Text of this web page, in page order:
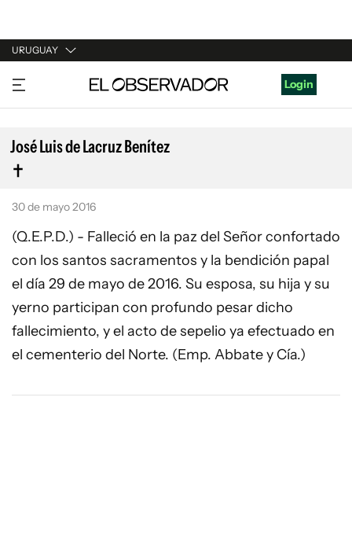
URUGUAY
URUGUAY
ARGENTINA
ESPAÑA
ESTADOS UNIDOS
Login
José Luis de Lacruz Benítez
30 de mayo 2016
(Q.E.P.D.) - Falleció en la paz del Señor confortado
con los santos sacramentos y la bendición papal
el día 29 de mayo de 2016. Su esposa, su hija y su
yerno participan con profundo pesar dicho
fallecimiento, y el acto de sepelio ya efectuado en
el cementerio del Norte. (Emp. Abbate y Cía.)